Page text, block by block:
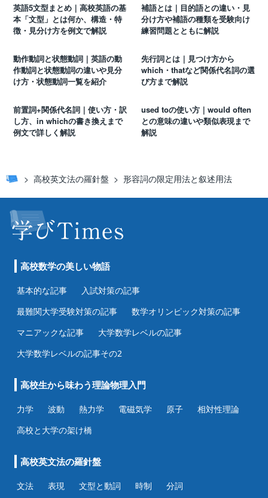
英語5文型まとめ｜高校英語の基
本「文型」とは何か、構造・特
徴・見分け方を例文で解説
補語とは｜目的語との違い・見
分け方や補語の種類を受験向け
練習問題とともに解説
動作動詞と状態動詞｜英語の動
作動詞と状態動詞の違いや見分
け方・状態動詞一覧を紹介
先行詞とは｜見つけ方から
which・thatなど関係代名詞の選
び方まで解説
前置詞+関係代名詞｜使い方・訳
し方、in whichの書き換えまで
例文で詳しく解説
used toの使い方｜would often
との意味の違いや類似表現まで
解説
高校英文法の羅針盤 形容詞の限定用法と叙述用法
高校数学の美しい物語
基本的な記事
入試対策の記事
最難関大学受験対策の記事
数学オリンピック対策の記事
マニアックな記事
大学数学レベルの記事
大学数学レベルの記事その2
高校生から味わう理論物理入門
力学 波動 熱力学 電磁気学 原子
相対性理論
高校と大学の架け橋
高校英文法の羅針盤
文法 表現 文型と動詞 時制 分詞